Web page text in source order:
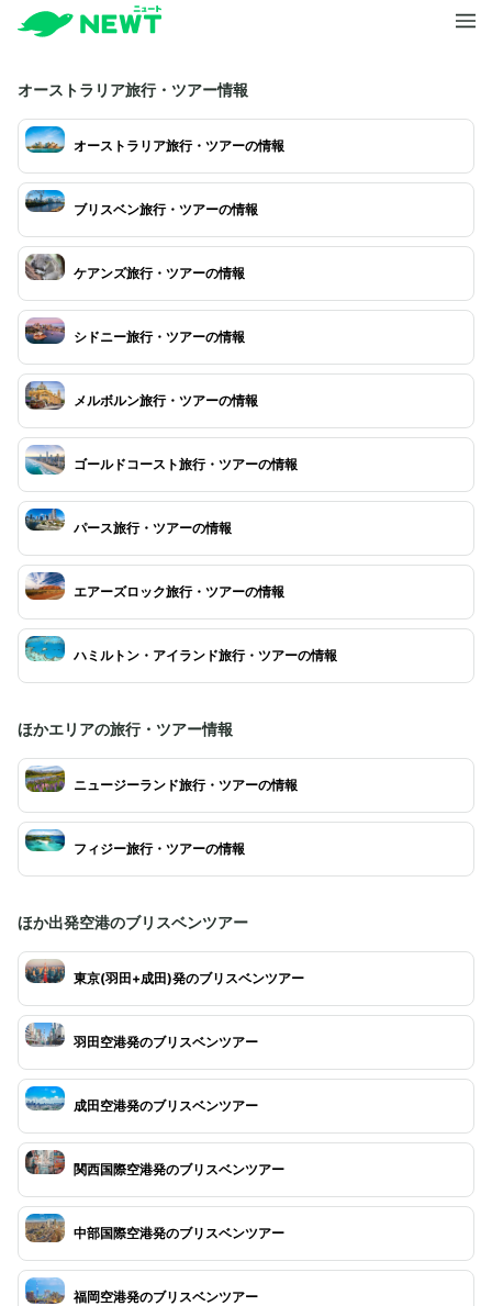
オーストラリア旅行・ツアー情報
オーストラリア旅行・ツアーの情報
ブリスベン旅行・ツアーの情報
ケアンズ旅行・ツアーの情報
シドニー旅行・ツアーの情報
メルボルン旅行・ツアーの情報
ゴールドコースト旅行・ツアーの情報
パース旅行・ツアーの情報
エアーズロック旅行・ツアーの情報
ハミルトン・アイランド旅行・ツアーの情報
ほかエリアの旅行・ツアー情報
ニュージーランド旅行・ツアーの情報
フィジー旅行・ツアーの情報
ほか出発空港のブリスベンツアー
東京(羽田+成田)発のブリスベンツアー
羽田空港発のブリスベンツアー
成田空港発のブリスベンツアー
関西国際空港発のブリスベンツアー
中部国際空港発のブリスベンツアー
福岡空港発のブリスベンツアー